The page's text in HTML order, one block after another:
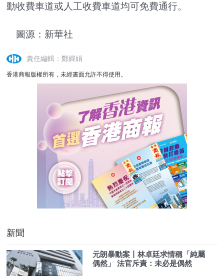
動收費車道或人工收費車道均可免費通行。
圖源：新華社
責任編輯：鄭嬋娟
香港商報版權所有，未經書面允許不得使用。
新聞
元朗暴動案丨林卓廷求情稱「純屬
偶然」 法官斥責：未必是偶然